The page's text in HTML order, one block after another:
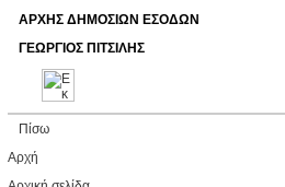
ΑΡΧΗΣ ΔΗΜΟΣΙΩΝ ΕΣΟΔΩΝ
ΓΕΩΡΓΙΟΣ ΠΙΤΣΙΛΗΣ
Πίσω
Αρχή